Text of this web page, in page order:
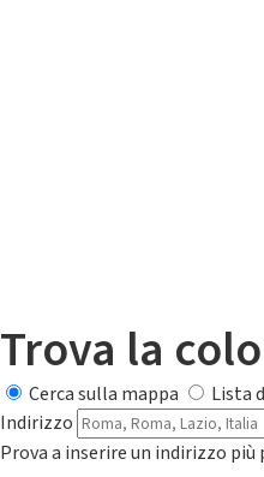
Trova la
Cerca sulla mappa
Lista
Indirizzo
Prova a inserire un indirizzo più